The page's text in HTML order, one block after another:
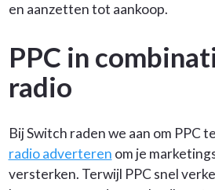
en aanzetten tot aankoop.
PPC in
radio
Bij Switch raden we aan om PPC
radio adverteren om je
versterken. Terwijl PPC snel